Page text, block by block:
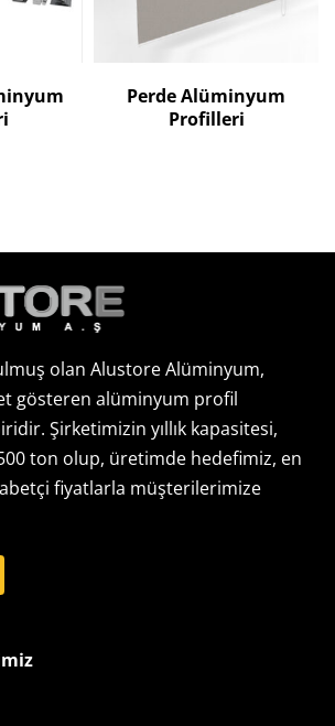
Perde Alüminyum
Profilleri
olan Alustore Alüminyum,
gösteren alüminyum profil
Şirketimizin yıllık kapasitesi,
ton olup, üretimde hedefimiz, en
fiyatlarla müşterilerimize